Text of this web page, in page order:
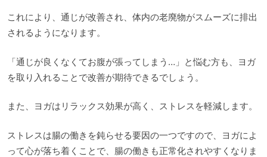
これにより、通じが改善され、体内の老廃物がスムーズに排出
されるようになります。
「通じが良くなくてお腹が張ってしまう…」と悩む方も、ヨガ
を取り入れることで改善が期待できるでしょう。
また、ヨガはリラックス効果が高く、ストレスを軽減します。
ストレスは腸の働きを鈍らせる要因の一つですので、ヨガによ
って心が落ち着くことで、腸の働きも正常化されやすくなりま